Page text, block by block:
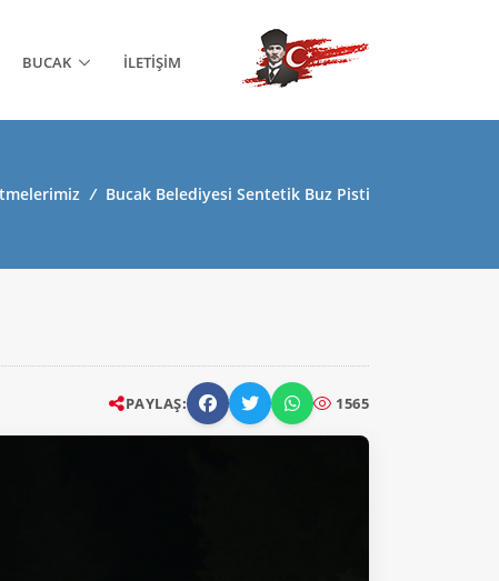
BUCAK İLETIŞIM
/ Bucak Belediyesi Sentetik Buz Pisti
PAYLAŞ: 1565